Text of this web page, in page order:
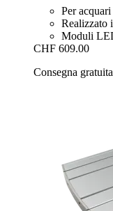
Per
Realizzato
Moduli
CHF 609.00
Consegna